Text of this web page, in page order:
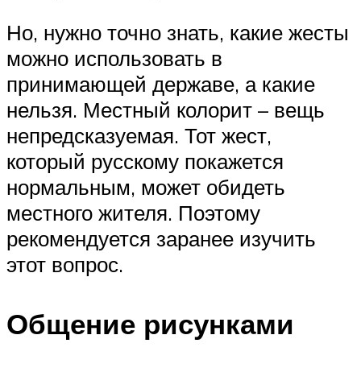
Но, нужно точно знать, какие жесты
можно использовать в
принимающей державе, а какие
нельзя. Местный колорит – вещь
непредсказуемая. Тот жест,
который русскому покажется
нормальным, может обидеть
местного жителя. Поэтому
рекомендуется заранее изучить
этот вопрос.
Общение рисунками